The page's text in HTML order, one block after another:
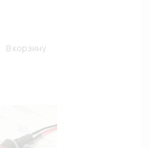
В корзину